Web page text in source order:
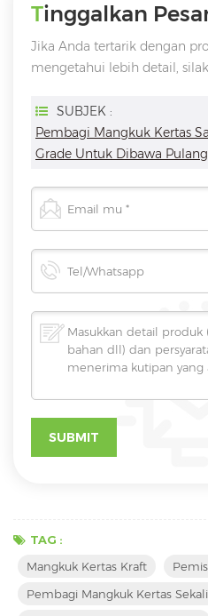
Tinggalkan
Jika Anda tertarik dengan
mengetahui lebih detail,
SUBJEK :
Pembagi Mangkuk Kertas
Grade Untuk Dibawa Pulang
TAG :
Mangkuk Kertas Kraft
Pembagi Mangkuk Kertas